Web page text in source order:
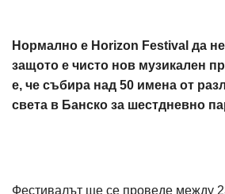
Нормално е Horizon Festival да
защото е чисто нов музикален
е, че събира над 50 имена от
света в Банско за шестдневно
Фестивалът ще се проведе между